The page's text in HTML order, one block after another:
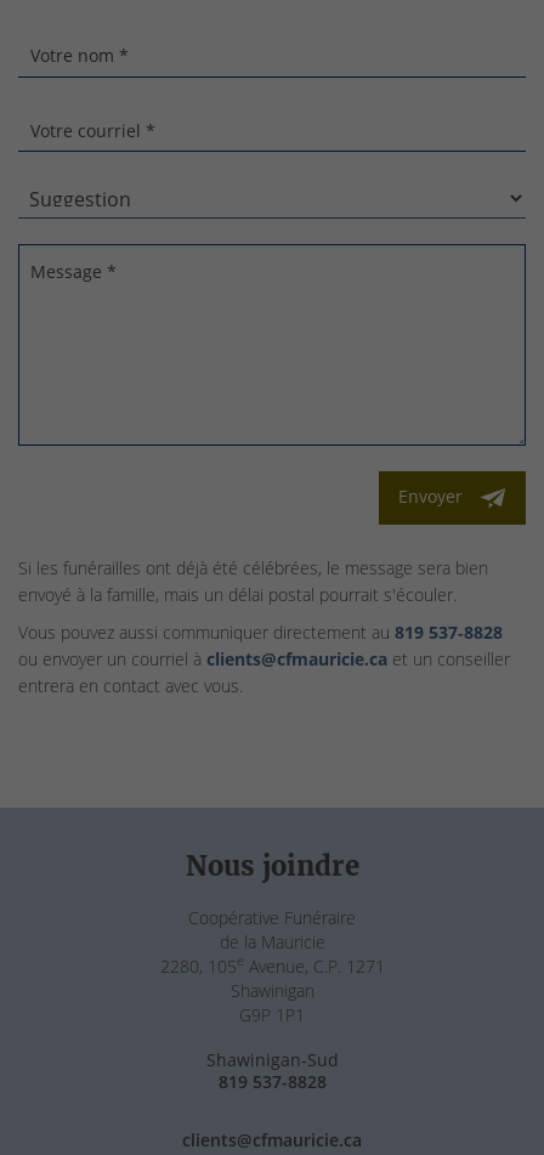
Votre nom *
Votre courriel *
Message *
Envoyer
Si les funérailles ont déjà été célébrées, le message sera bien
envoyé à la famille, mais un délai postal pourrait s'écouler.
Vous pouvez aussi communiquer directement au 819 537‑8828
ou envoyer un courriel à clients@cfmauricie.ca et un conseiller
entrera en contact avec vous.
Nous joindre
Coopérative Funéraire
de la Mauricie
2280, 105e Avenue, C.P. 1271
Shawinigan
G9P 1P1
Shawinigan-Sud
819 537-8828
clients@cfmauricie.ca